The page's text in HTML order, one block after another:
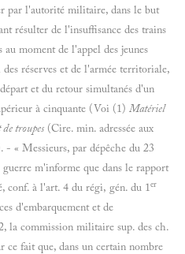
par l'autorité militaire, dans le but
résulter de l'insuffisance des trains
moment de l'appel des jeunes
réserves et de l'armée territoriale,
et du retour simultanés d'un
à cinquante (Voi (1) Matériel
de troupes (Cire. min. adressée aux
- « Messieurs, par dépêche du 23
m'informe que dans le rapport
conf. à l'art. 4 du régi, gén. du 1er
d'embarquement et de
la commission militaire sup. des ch.
ce fait que, dans un certain nombre